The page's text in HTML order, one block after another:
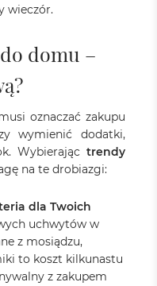
wieczór.
domu –
oznaczać zakupu
wymienić dodatki,
Wybierając trendy
na te drobiazgi:
dla Twoich
uchwytów w
z mosiądzu,
to koszt kilkunastu
z zakupem